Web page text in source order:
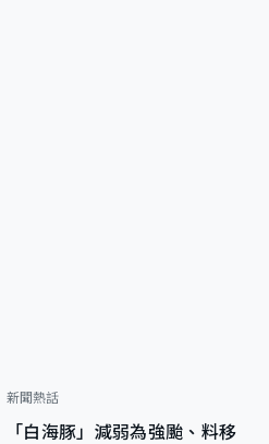
新聞熱話
「白海豚」減弱為強颱、料移